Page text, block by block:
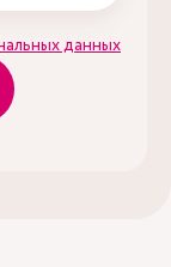
данных